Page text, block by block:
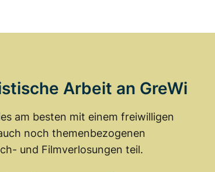
Arbeit an GreWi
am besten mit einem freiwilligen
noch themenbezogenen
und Filmverlosungen teil.